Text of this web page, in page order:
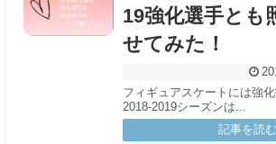
19強化選手とも
せてみた！
フィギュアスケートには強化
2018-2019シーズンは...
記事を読む